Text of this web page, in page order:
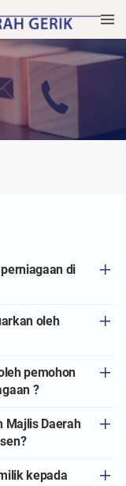
di
oleh
pemohon
?
Majlis Daerah
kepada